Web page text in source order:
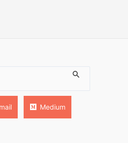
Medium